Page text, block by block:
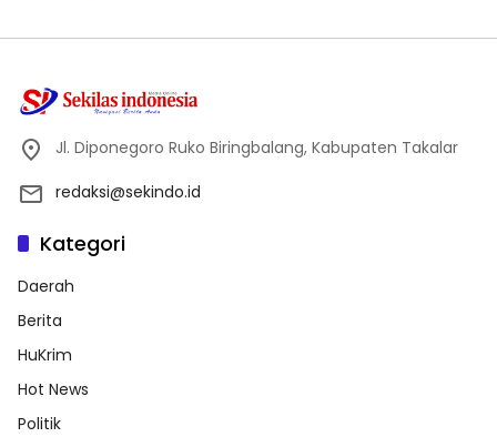
Jl. Diponegoro Ruko Biringbalang, Kabupaten Takalar
redaksi@sekindo.id
Kategori
Daerah
Berita
HuKrim
Hot News
Politik